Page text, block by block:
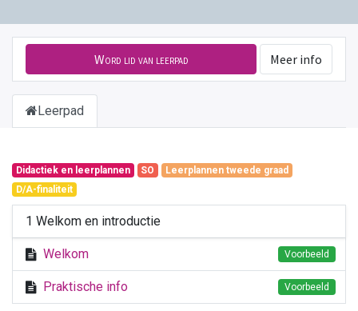
Word lid van leerpad Meer info
Leerpad
Didactiek en leerplannen SO
Leerplannen tweede graad
D/A-finaliteit
1 Welkom en introductie
Welkom Voorbeeld
Praktische info Voorbeeld